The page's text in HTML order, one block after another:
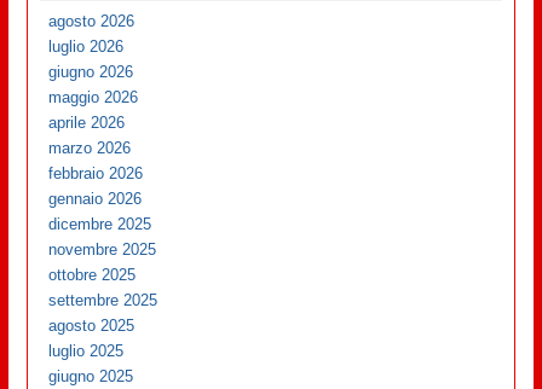
agosto 2026
luglio 2026
giugno 2026
maggio 2026
aprile 2026
marzo 2026
febbraio 2026
gennaio 2026
dicembre 2025
novembre 2025
ottobre 2025
settembre 2025
agosto 2025
luglio 2025
giugno 2025